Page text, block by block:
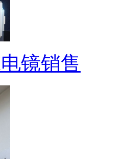
镜销售